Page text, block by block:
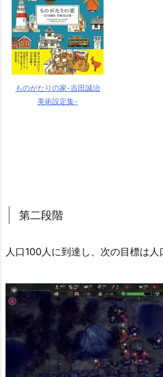
ものがたりの家-吉田誠治
美術設定集-
第二段階
人口100人に到達し、次の目標は人